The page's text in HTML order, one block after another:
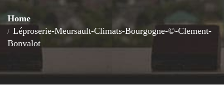
Home
Léproserie-Meursault-Climats-Bourgogne-©-Clement-
Bonvalot